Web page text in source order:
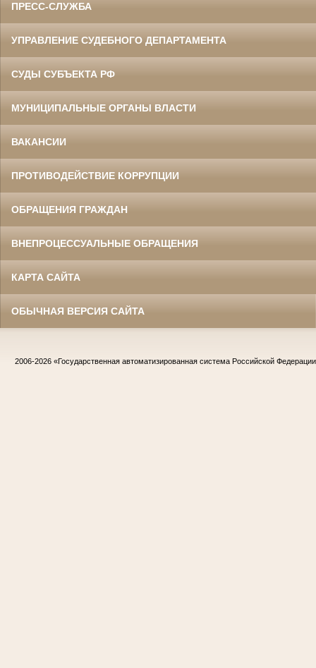
ПРЕСС-СЛУЖБА
УПРАВЛЕНИЕ СУДЕБНОГО ДЕПАРТАМЕНТА
СУДЫ СУБЪЕКТА РФ
МУНИЦИПАЛЬНЫЕ ОРГАНЫ ВЛАСТИ
ВАКАНСИИ
ПРОТИВОДЕЙСТВИЕ КОРРУПЦИИ
ОБРАЩЕНИЯ ГРАЖДАН
ВНЕПРОЦЕССУАЛЬНЫЕ ОБРАЩЕНИЯ
КАРТА САЙТА
ОБЫЧНАЯ ВЕРСИЯ САЙТА
2006-2026 «Государственная автоматизированная система Российской